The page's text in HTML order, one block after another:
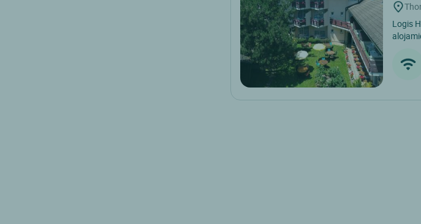
Logis